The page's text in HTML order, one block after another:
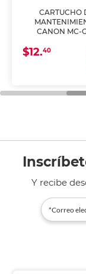
CARTUCHO
CANON MC-
$12.40
Y recibe